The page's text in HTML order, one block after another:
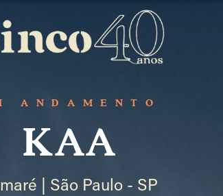
ANDAMENTO
KAA
| São Paulo - SP